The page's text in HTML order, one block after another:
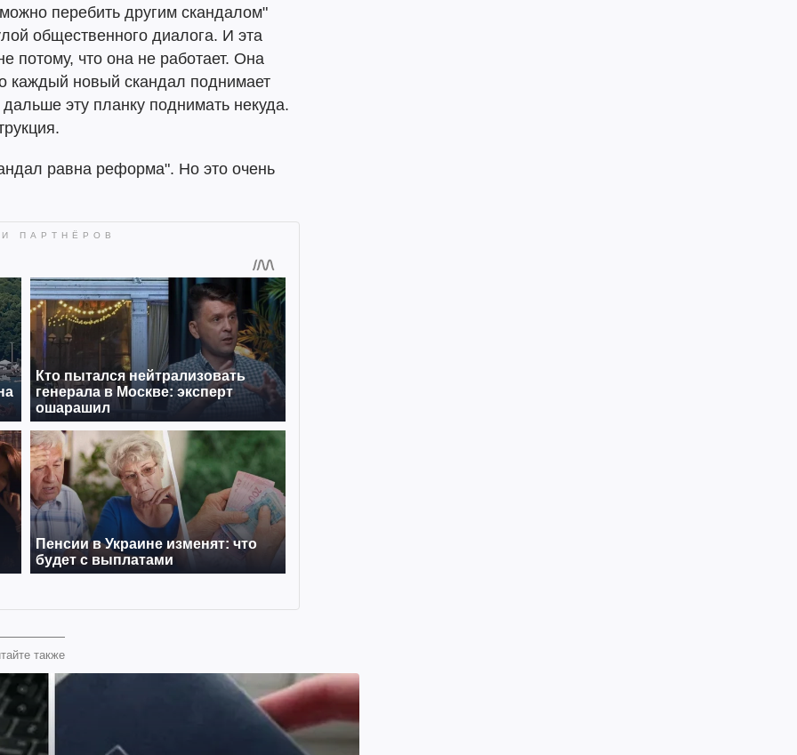
перебить другим скандалом"
общественного диалога. И эта
потому, что она не работает. Она
каждый новый скандал поднимает
эту планку поднимать некуда.
равна реформа". Но это очень
также